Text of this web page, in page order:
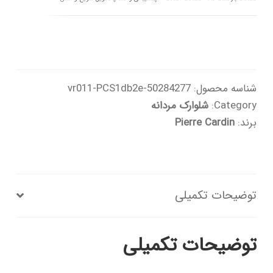
شناسه محصول:50284277-vr011-PCS1db2e
Category: شلوارک مردانه
برند:Pierre Cardin
توضیحات تکمیلی
توضیحات تکمیلی